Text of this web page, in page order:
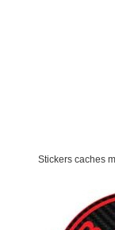
Stickers caches